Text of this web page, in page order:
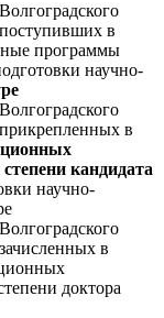
поступивших в
программы
научно-
прикрепленных в
кандидата
научно-
в
доктора